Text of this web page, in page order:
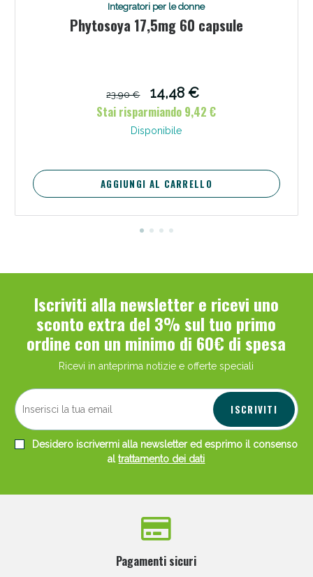
Integratori per le donne
Phytosoya 17,5mg 60 capsule
23,90 €
14,48 €
Stai risparmiando 9,42 €
Disponibile
AGGIUNGI AL CARRELLO
Iscriviti alla newsletter e ricevi uno
sconto extra del 3% sul tuo primo
ordine con un minimo di 60€ di spesa
Ricevi in anteprima notizie e offerte speciali
ISCRIVITI
Desidero iscrivermi alla newsletter ed esprimo il consenso
altrattamento dei dati
Pagamenti sicuri